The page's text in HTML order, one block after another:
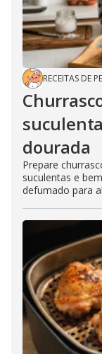
RECEITAS DE
dourada
Prepare
suculentas e
defumado para